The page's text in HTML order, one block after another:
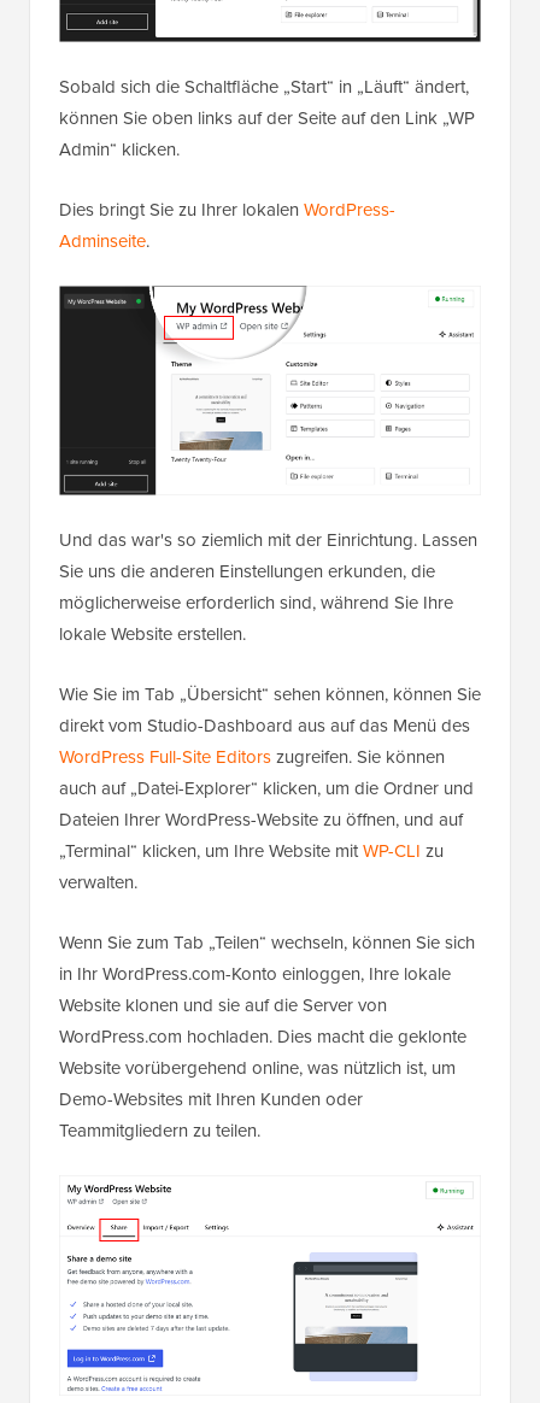
Sobald sich die Schaltfläche „Start“ in „Läuft“ ändert,
können Sie oben links auf der Seite auf den Link „WP
Admin“ klicken.
Dies bringt Sie zu Ihrer lokalen WordPress-
Adminseite.
Und das war's so ziemlich mit der Einrichtung. Lassen
Sie uns die anderen Einstellungen erkunden, die
möglicherweise erforderlich sind, während Sie Ihre
lokale Website erstellen.
Wie Sie im Tab „Übersicht“ sehen können, können Sie
direkt vom Studio-Dashboard aus auf das Menü des
WordPress Full-Site Editorszugreifen. Sie können
auch auf „Datei-Explorer“ klicken, um die Ordner und
Dateien Ihrer WordPress-Website zu öffnen, und auf
„Terminal“ klicken, um Ihre Website mitWP-CLI zu
verwalten.
Wenn Sie zum Tab „Teilen“ wechseln, können Sie sich
in Ihr WordPress.com-Konto einloggen, Ihre lokale
Website klonen und sie auf die Server von
WordPress.com hochladen. Dies macht die geklonte
Website vorübergehend online, was nützlich ist, um
Demo-Websites mit Ihren Kunden oder
Teammitgliedern zu teilen.